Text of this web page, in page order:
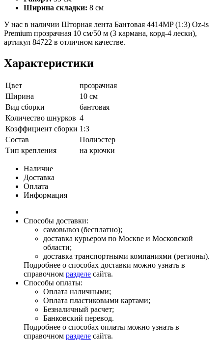
Ширина складки: 8 см
У нас в наличии Шторная лента Бантовая 4414MP (1:3) Oz-is
Premium прозрачная 10 см/50 м (3 кармана, корд-4 лески),
артикул 84722 в отличном качестве.
Характеристики
Цвет
прозрачная
Ширина
10 см
Вид сборки
бантовая
Количество шнурков 4
Коэффициент сборки 1:3
Состав
Полиэстер
Тип крепления
на крючки
Наличие
Доставка
Оплата
Информация
Способы доставки:
самовывоз (бесплатно);
доставка курьером по Москве и Московской
области;
доставка транспортными компаниями (регионы).
Подробнее о способах доставки можно узнать в
справочном разделе сайта.
Способы оплаты:
Оплата наличными;
Оплата пластиковыми картами;
Безналичный расчет;
Банковский перевод.
Подробнее о способах оплаты можно узнать в
справочном разделе сайта.